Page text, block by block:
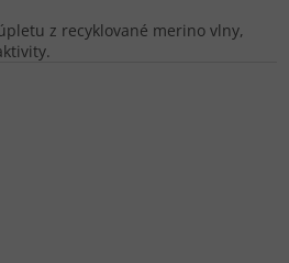
z recyklované merino vlny,